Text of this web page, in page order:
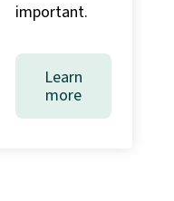
important.
Learn
more